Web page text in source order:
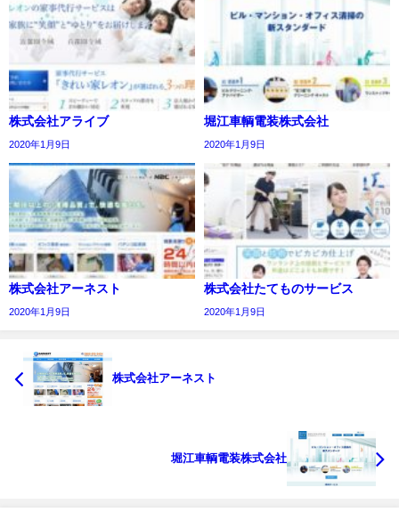
株式会社アライブ
2020年1月9日
堀江車輌電装株式会社
2020年1月9日
株式会社アーネスト
2020年1月9日
株式会社たてものサービス
2020年1月9日
株式会社アーネスト
堀江車輌電装株式会社